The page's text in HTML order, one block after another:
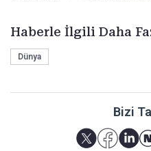
Haberle İlgili Daha
Dünya
Bizi